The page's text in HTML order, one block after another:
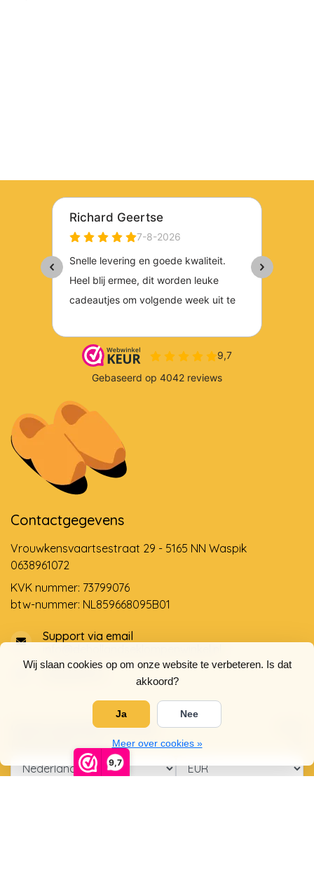
9,7
Wij slaan cookies op om onze website te verbeteren. Is dat
akkoord?
Ja Nee
Meer over cookies »
Contactgegevens
Vrouwkensvaartsestraat 29 - 5165 NN Waspik
0638961072
KVK nummer: 73799076
btw-nummer: NL859668095B01
Support via email
OpeningstijdenSocials
Klantenservice